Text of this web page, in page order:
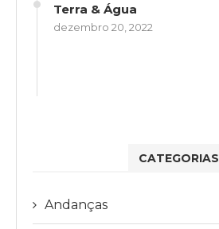
Terra & Água
dezembro 20, 2022
CATEGORIAS
Andanças